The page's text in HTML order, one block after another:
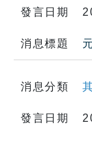
發言日期
消息標題
消息分類
發言日期